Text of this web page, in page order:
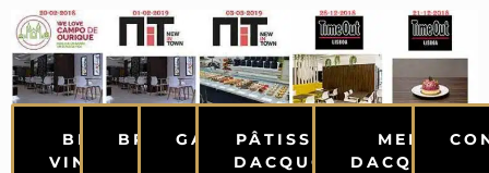
BEM
VINDO
BRUNCHGALERIAPÂTISSERIE
DACQUOISE
MENUS
DACQUOISE